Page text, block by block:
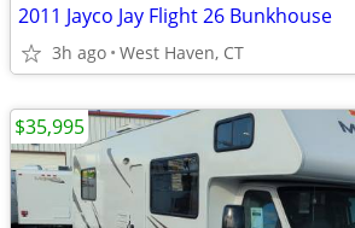
2011 Jayco Jay Flight 26 Bunkhouse
3h ago West Haven, CT
$35,995